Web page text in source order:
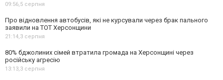
09:56, 5 серпня
Про відновлення автобусів, які не курсували через брак пального
заявили на ТОТ Херсонщини
21:14, 3 серпня
80% бджолиних сімей втратила громада на Херсонщині через
російську агресію
13:13, 3 серпня